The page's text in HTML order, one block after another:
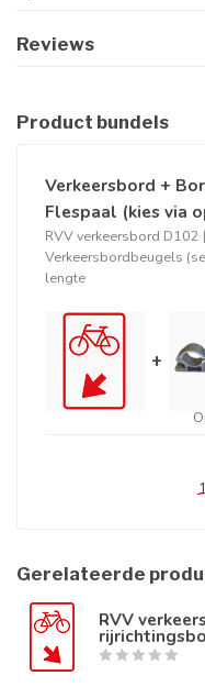
Reviews
Product bundels
Verkeersbord +
Flespaal (kies via
RVV verkeersbord
Verkeersbordbeugels
lengte
+
Gerelateerde
RVV